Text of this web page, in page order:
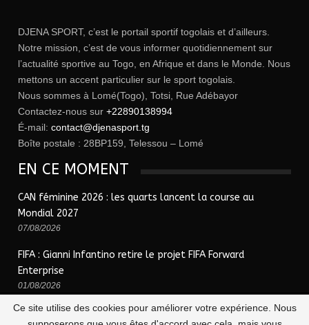
DJENA SPORT, c’est le portail sportif togolais et d’ailleurs.
Notre mission, c’est de vous informer quotidiennement sur
l’actualité sportive au Togo, en Afrique et dans le Monde. Nous
mettons un accent particulier sur le sport togolais.
Nous sommes à Lomé(Togo), Totsi, Rue Adébayor
Contactez-nous sur +22890138994
É-mail: contact@djenasport.tg
Boîte postale : 28BP159, Telessou – Lomé
EN CE MOMENT
CAN féminine 2026 : les quarts lancent la course au
Mondial 2027
07/08/2026
FIFA : Gianni Infantino retire le projet FIFA Forward
Enterprise
01/08/2026
Ce site utilise des cookies pour améliorer votre expérience. Nous